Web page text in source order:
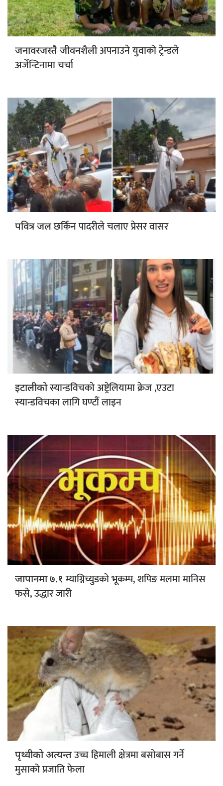
जनावरजस्तै जीवनशैलीअपनाउने युवाको ट्रेन्डले
अर्जेन्टिनामा चर्चा
पवित्र जलछर्किन पादरीले चलाए प्रेसर वासर
इटालीकोस्यान्डविचकाे अष्ट्रेलियामा क्रेज ,एउटा
स्यान्डविचका लागि घण्टौं लाइन
जापानमा ७.१म्याग्निच्युडको भूकम्प, शपिङ मलमा मानिस
फसे, उद्धार जारी
पृथ्वीको अत्यन्तउच्च हिमाली क्षेत्रमा बसोबास गर्ने
मुसाको प्रजाति फेला